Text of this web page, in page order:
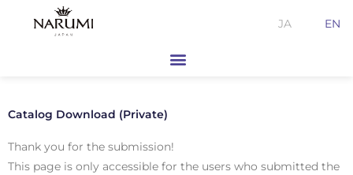
JA EN
Catalog Download (Private)
Thank you for the submission!
This page is only accessible for the users who submitted the